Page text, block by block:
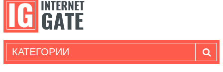
КАТЕГОРИИ